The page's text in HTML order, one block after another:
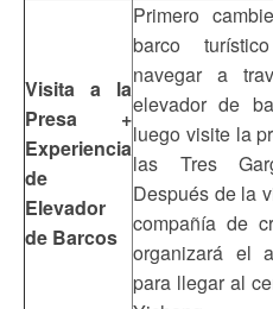
Visita a la
Presa +
Experiencia
de
Elevador
de Barcos
Primero
barco
navegar a
elevador de
luego visite la
las Tres
Después de la
compañía de
organizará el
para llegar al